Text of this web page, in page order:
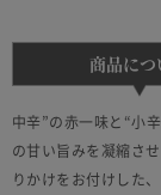
商品につ
中辛”の赤一味と“小
の甘い旨みを凝縮さ
りかけをお付けした